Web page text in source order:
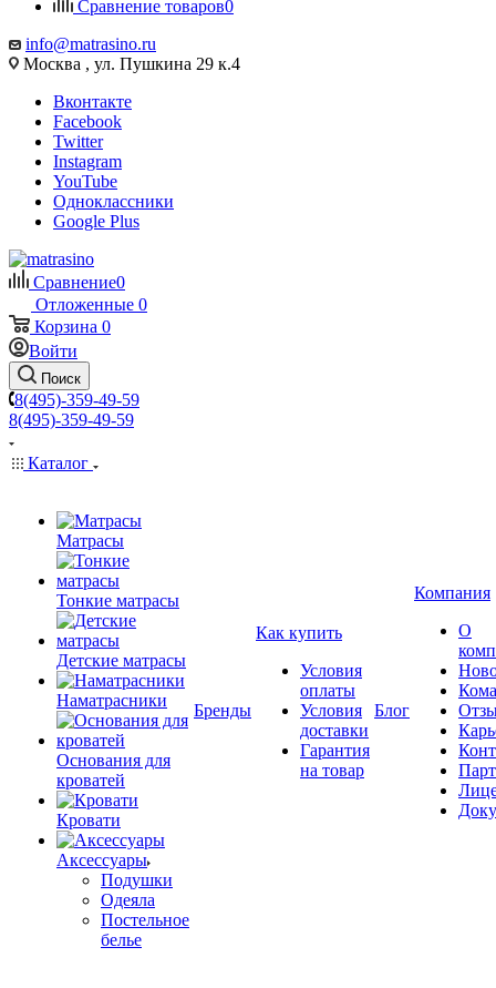
Сравнение товаров0
info@matrasino.ru
Москва , ул. Пушкина 29 к.4
Вконтакте
Facebook
Twitter
Instagram
YouTube
Одноклассники
Google Plus
Сравнение0
Отложенные 0
Корзина 0
Войти
Поиск
8(495)-359-49-59
8(495)-359-49-59
Каталог
Матрасы
Тонкие матрасы
Детские матрасы
Наматрасники
Основания для
кроватей
Кровати
Аксессуары
Подушки
Одеяла
Постельное
белье
Бренды
Как купить
Условия
оплаты
Условия
доставки
Гарантия
на товар
Блог
Компания
О